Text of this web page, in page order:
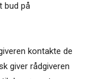
bud på
kontakte de
giver rådgiveren